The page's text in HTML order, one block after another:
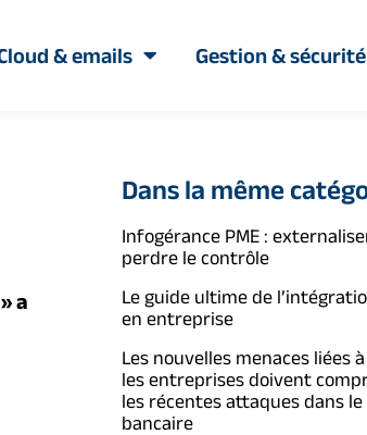
& emails Gestion & sécurité
a
Dans la même
Infogérance PME :
perdre le contrôle
Le guide ultime de
en entreprise
Les nouvelles menaces liées à
les entreprises doivent
les récentes attaques dans
bancaire